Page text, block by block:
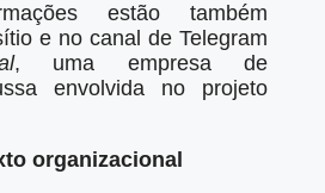
estão também
e no canal de Telegram
, uma empresa de
envolvida no projeto
organizacional